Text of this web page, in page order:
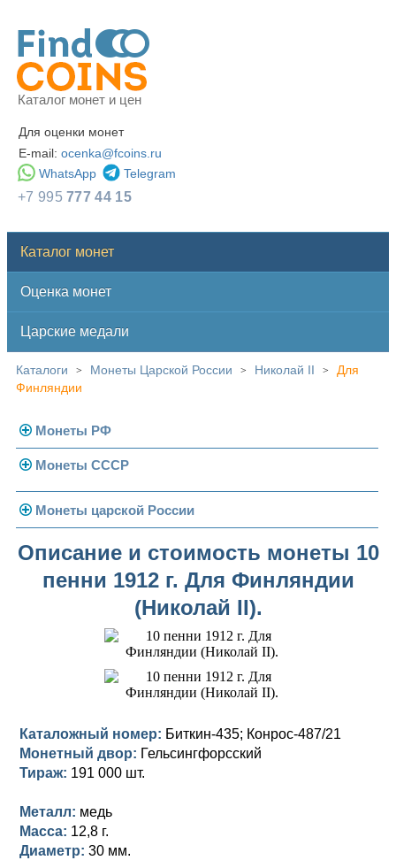
Каталог монет и цен
Для оценки монет
E-mail: ocenka@fcoins.ru
WhatsApp
Telegram
+7 995777 44 15
Каталог монет
Оценка монет
Царские медали
Каталоги > Монеты Царской России > Николай II >
Для
Финляндии
Монеты РФ
Современная Россия
Монеты 1991-1993 гг.
Монеты СССР
Погодовка СССР
Монеты 1958 года
Золотые червонцы
Памятные и юбилейные
Монеты царской России
Николай II (1894-1917)
Золото
Германская оккупация
Для Финляндии
Памятные и донативные
Александр III (1881-1894)
Для Финляндии
Памятные и донативные
Александр II (1855-1881)
Медь
Для Финляндии
Николай I (1825-1855)
Платина, золото
Серебро
Русско-Польские
Александр I (1801-1825)
Золото
Серебро
Для Грузии
Павел I (1796-1801)
Золото
Медь
Екатерина II (1762-1796)
Серебро
Елизавета I (1741-1762)
Описание и стоимость монеты 10
пенни 1912 г. Для Финляндии
(Николай II).
Каталожный номер: Биткин-435; Конрос-487/21
Монетный двор: Гельсингфорсский
Тираж: 191 000 шт.
Металл: медь
Масса: 12,8 г.
Диаметр: 30 мм.